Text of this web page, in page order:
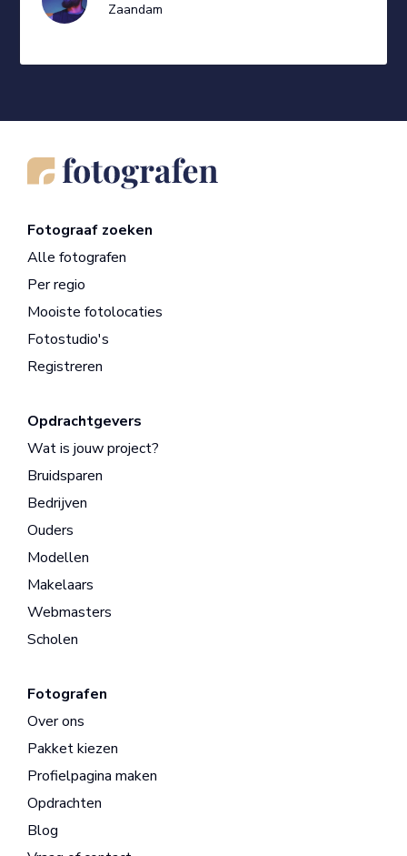
Zaandam
Fotograaf zoeken
Alle fotografen
Per regio
Mooiste fotolocaties
Fotostudio's
Registreren
Opdrachtgevers
Wat is jouw project?
Bruidsparen
Bedrijven
Ouders
Modellen
Makelaars
Webmasters
Scholen
Fotografen
Over ons
Pakket kiezen
Profielpagina maken
Opdrachten
Blog